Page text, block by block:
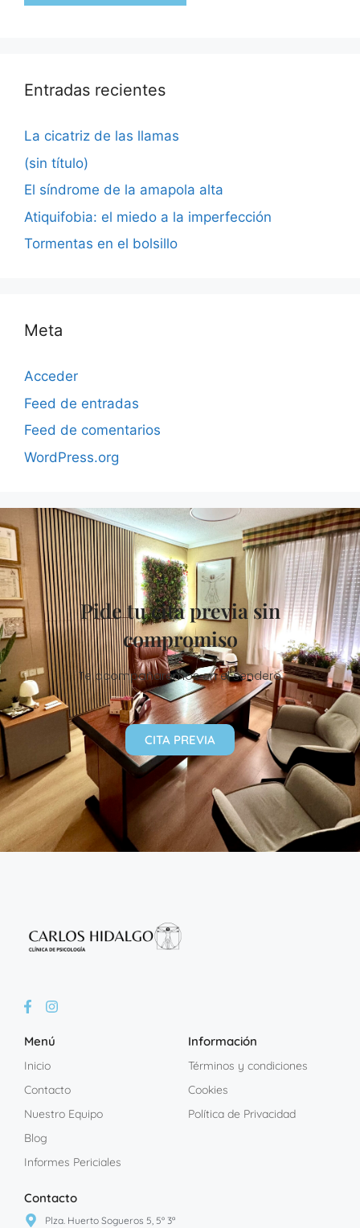
Entradas recientes
La cicatriz de las llamas
(sin título)
El síndrome de la amapola alta
Atiquifobia: el miedo a la imperfección
Tormentas en el bolsillo
Meta
Acceder
Feed de entradas
Feed de comentarios
WordPress.org
Pide tu cita previa sin
compromiso
Te acompañaremos en el sendero
CITA PREVIA
Menú
Inicio
Contacto
Nuestro Equipo
Blog
Informes Periciales
Información
Términos y condiciones
Cookies
Política de Privacidad
Contacto
Plza. Huerto Sogueros 5, 5º 3ª